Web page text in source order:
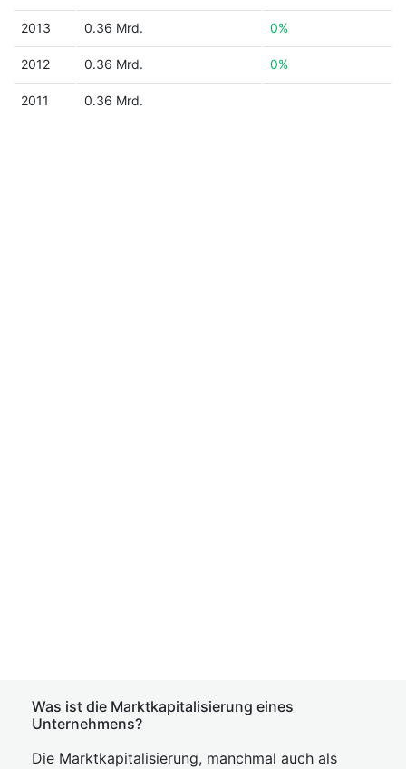
2013 0.36 Mrd. 0%
2012 0.36 Mrd. 0%
2011 0.36 Mrd.
Was ist die Marktkapitalisierung eines
Unternehmens?
Die Marktkapitalisierung, manchmal auch als